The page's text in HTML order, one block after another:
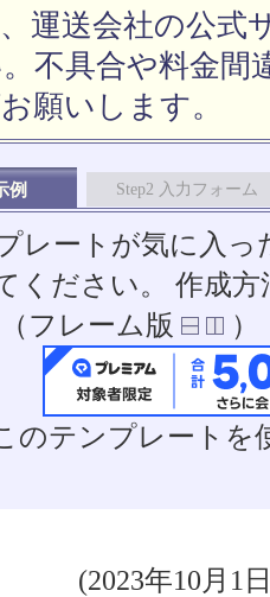
運送会社の公式
不具合や料金間
願いします。
例 Step2 入力フォーム
レートが気に入っ
ください。 作成
フレーム版
）
のテンプレート
(2023年10月1